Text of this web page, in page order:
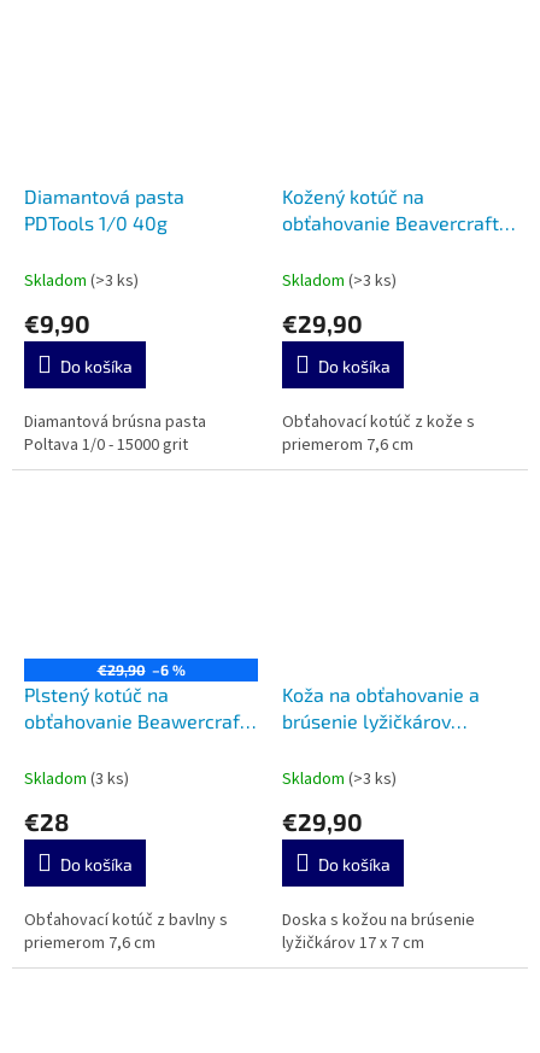
Diamantová pasta
PDTools 1/0 40g
Skladom (>3 ks)
€9,90
Do košíka
Diamantová brúsna pasta
Poltava 1/0 - 15000 grit
Kožený kotúč na
obťahovanie Beavercraft
Skladom (>3 ks)
€29,90
Do košíka
Obťahovací kotúč z kože s
priemerom 7,6 cm
€29,90 –6 %
Plstený kotúč na
obťahovanie Beawercraft
Skladom (3 ks)
€28
Do košíka
Obťahovací kotúč z bavlny s
priemerom 7,6 cm
Koža na obťahovanie a
brúsenie lyžičkárov
Skladom (>3 ks)
€29,90
Do košíka
Doska s kožou na brúsenie
lyžičkárov 17 x 7 cm